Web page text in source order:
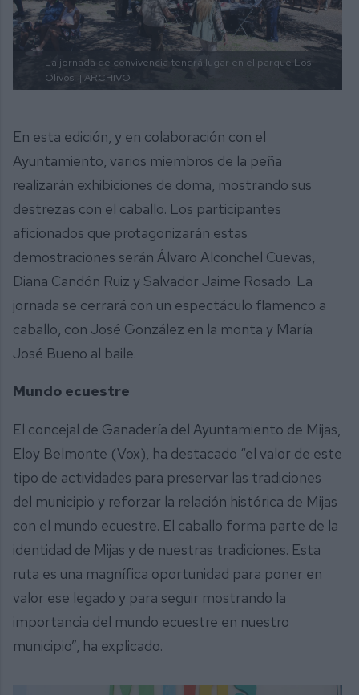
La jornada de convivencia tendrá lugar en el parque Los
Olivos. | ARCHIVO
En esta edición, y en colaboración con el
Ayuntamiento, varios miembros de la peña
realizarán exhibiciones de doma, mostrando sus
destrezas con el caballo. Los participantes
aficionados que protagonizarán estas
demostraciones serán Álvaro Alconchel Cuevas,
Diana Candón Ruiz y Salvador Jaime Rosado. La
jornada se cerrará con un espectáculo flamenco a
caballo, con José González en la monta y María
José Bueno al baile.
Mundo ecuestre
El concejal de Ganadería del Ayuntamiento de Mijas,
Eloy Belmonte (Vox), ha destacado “el valor de este
tipo de actividades para preservar las tradiciones
del municipio y reforzar la relación histórica de Mijas
con el mundo ecuestre. El caballo forma parte de la
identidad de Mijas y de nuestras tradiciones. Esta
ruta es una magnífica oportunidad para poner en
valor ese legado y para seguir mostrando la
importancia del mundo ecuestre en nuestro
municipio”, ha explicado.